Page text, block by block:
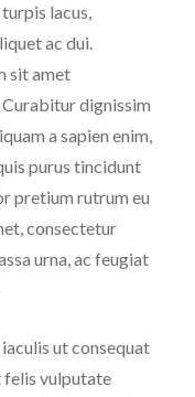
lacus,
ac dui.
sit amet
Curabitur dignissim
a sapien enim,
purus tincidunt
pretium rutrum eu
consectetur
urna, ac feugiat
ut consequat
felis vulputate